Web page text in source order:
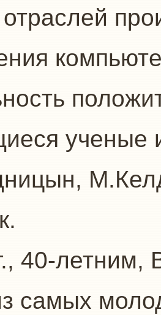
ученые
40-летним,
самых